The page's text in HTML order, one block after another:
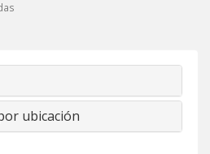
ubicación